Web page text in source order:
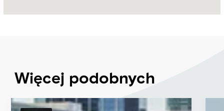
Więcej podobnych